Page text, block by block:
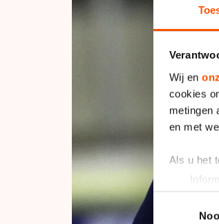
Wij en
cookies
metingen
en met
Als u het
Uw
Lees